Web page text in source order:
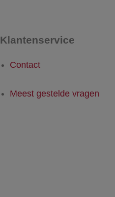
Klantenservice
Contact
Meest gestelde vragen